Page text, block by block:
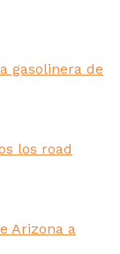
gasolinera de
los road
Arizona a